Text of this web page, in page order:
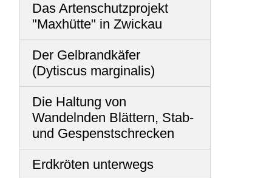
Das Artenschutzprojekt
"Maxhütte" in Zwickau
Der Gelbrandkäfer
(Dytiscus marginalis)
Die Haltung von
Wandelnden Blättern, Stab-
und Gespenstschrecken
Erdkröten unterwegs